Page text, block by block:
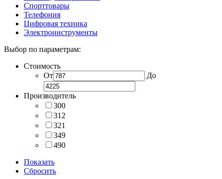
Спорттовары
Телефония
Цифровая техника
Электроинструменты
Выбор по параметрам:
Стоимость
От
До
Производитель
300
312
321
349
490
Показать
Сбросить